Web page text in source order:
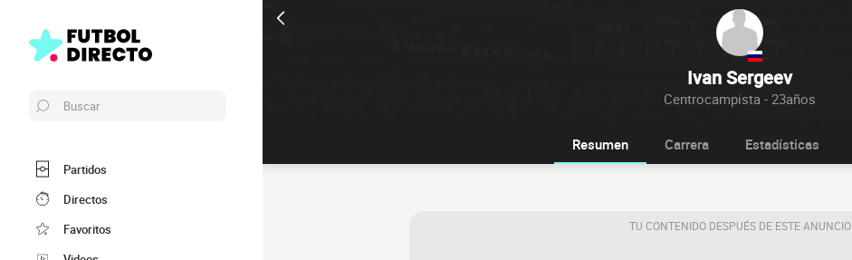
Ivan Sergeev
Centrocampista - 23años
Buscar
Partidos
Directos
Favoritos
Resumen Carrera Estadísticas
TU CONTENIDO DESPUÉS DE ESTE ANUNCIO